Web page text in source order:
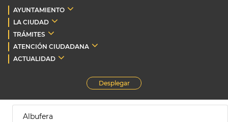
AYUNTAMIENTO
LA CIUDAD
TRÁMITES
ATENCIÓN CIUDADANA
ACTUALIDAD
Desplegar
Albufera